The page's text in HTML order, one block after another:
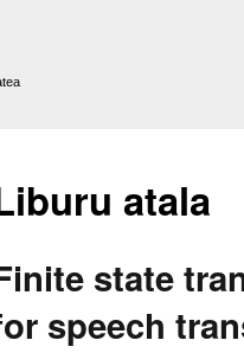
atala
state
speech